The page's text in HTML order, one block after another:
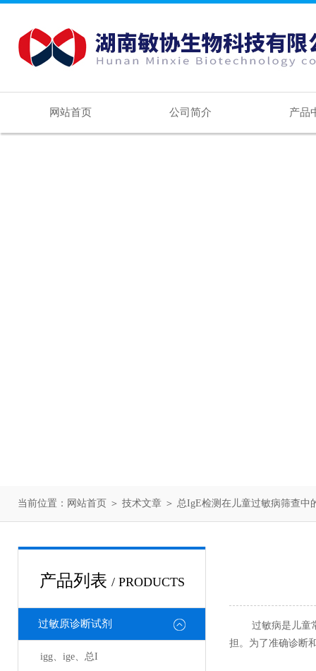
网站首页 公司简介 产品
当前位置： 网站首页 ＞ 技术文章 ＞ 总IgE检测在儿童过敏病筛查中
产品列表 / PRODUCTS
过敏原诊断试剂
igg、ige、总I
过敏病是儿童常
担。为了准确诊断